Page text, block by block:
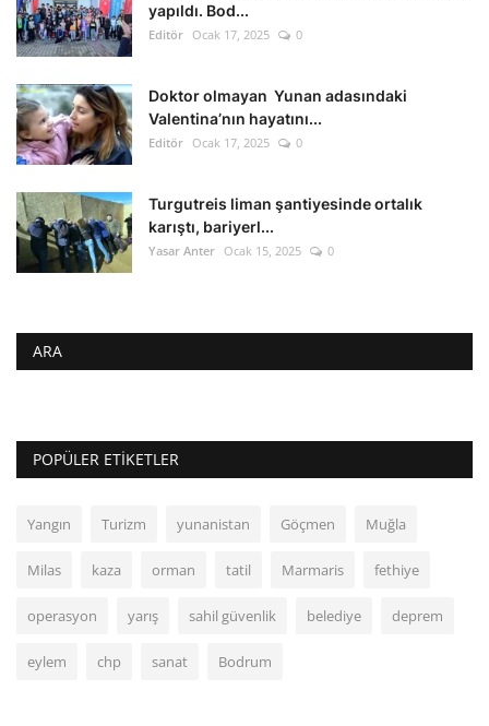
yapıldı. Bod...
Editör Ocak 17, 2025 0
Doktor olmayan Yunan adasındaki
Valentina’nın hayatını...
Editör Ocak 17, 2025 0
Turgutreis liman şantiyesinde ortalık
karıştı, bariyerl...
Yasar Anter Ocak 15, 2025 0
ARA
POPÜLER ETIKETLER
Yangın Turizm yunanistan Göçmen Muğla
Milas kaza orman tatil Marmaris fethiye
operasyon yarış sahil güvenlik belediye deprem
eylem chp sanat Bodrum